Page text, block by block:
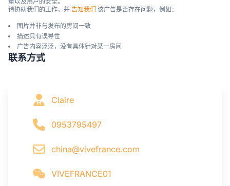
请协助我们的工作，并 告知我们 该广告是否存在问题，例如：
图片并非与发布的房间一致
描述具有误导性
广告内容泛泛，没有具体针对某一房间
联系方式
Claire
0953795497
china@vivefrance.com
VIVEFRANCE01